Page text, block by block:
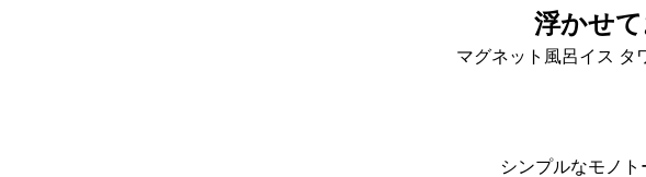
浮かせ
マグネット風呂イス タ
シンプルなモノト